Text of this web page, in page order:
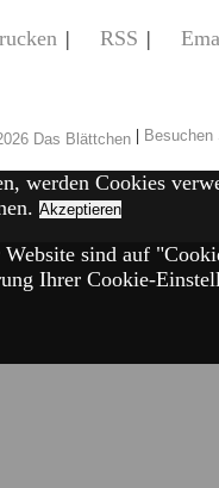
| RSS |
|
werden Cookies
Akzeptieren
sind auf
Ihrer Cookie-